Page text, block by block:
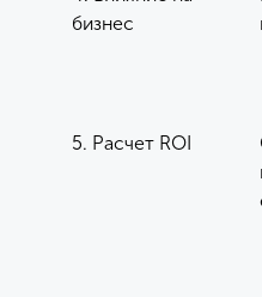
бизнес
5. Расчет ROI